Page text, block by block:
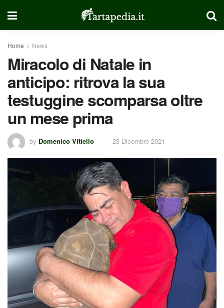
Home News
Miracolo di Natale in
anticipo: ritrova la sua
testuggine scomparsa oltre
un mese prima
by Domenico Vitiello 23 Dicembre 2021